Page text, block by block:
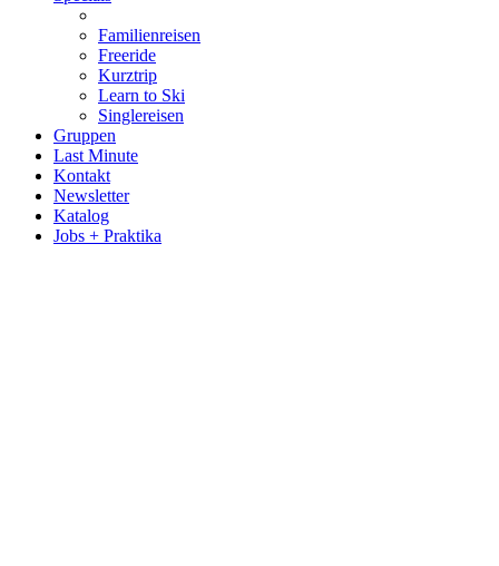
Familienreisen
Freeride
Kurztrip
Learn to Ski
Singlereisen
Gruppen
Last Minute
Kontakt
Newsletter
Katalog
Jobs + Praktika